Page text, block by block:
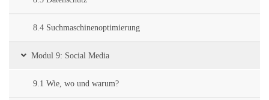
8.4 Suchmaschinenoptimierung
Modul 9: Social Media
9.1 Wie, wo und warum?